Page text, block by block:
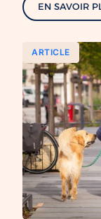
EN SAVOIR
ARTICLE